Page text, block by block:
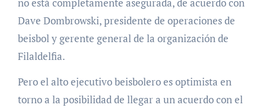
no está completamente asegurada, de acuerdo con
Dave Dombrowski, presidente de operaciones de
beisbol y gerente general de la organización de
Filaldelfia.
Pero el alto ejecutivo beisbolero es optimista en
torno a la posibilidad de llegar a un acuerdo con el